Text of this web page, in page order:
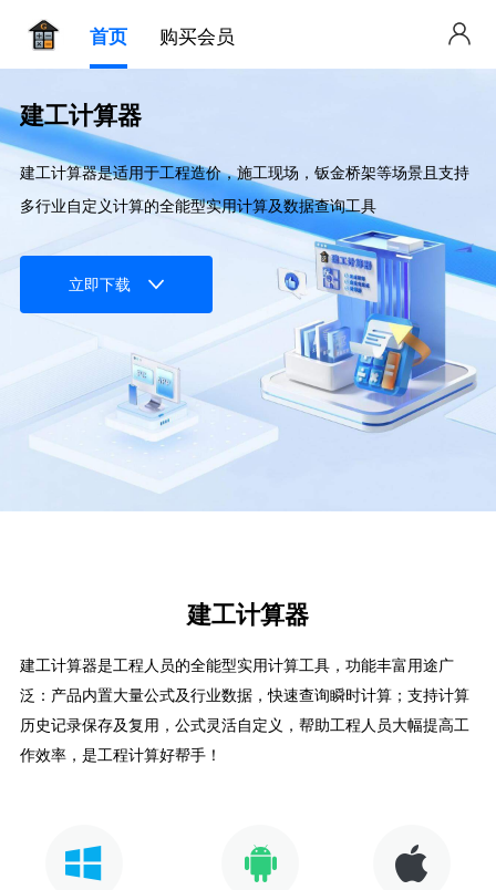
首页 购买会员
建工计算器
建工计算器是适用于工程造价，施工现场，钣金桥架等场景且支持
多行业自定义计算的全能型实用计算及数据查询工具
立即下载
建工计算器
建工计算器是工程人员的全能型实用计算工具，功能丰富用途广
泛：产品内置大量公式及行业数据，快速查询瞬时计算；支持计算
历史记录保存及复用，公式灵活自定义，帮助工程人员大幅提高工
作效率，是工程计算好帮手！